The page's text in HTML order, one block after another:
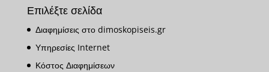
Επιλέξτε σελίδα
Διαφημίσεις στο dimoskopiseis.gr
Υπηρεσίες Internet
Κόστος Διαφημίσεων